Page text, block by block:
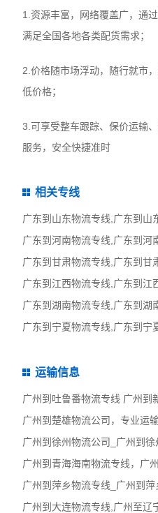
1.资源丰富，网络覆盖广，通
满足全国各地各类配货需求；
2.价格随市场浮动，随行就市
低价格；
3.可享受整车跟踪、保价运输
服务，安全快捷准时
相关专线
广东到山东物流专线,广东到山
广东到河南物流专线,广东到河
广东到甘肃物流专线,广东到甘
广东到江西物流专线,广东到江
广东到湖南物流专线,广东到湖
广东到宁夏物流专线,广东到宁
运输信息
广州到吐鲁番物流专线 广州到
广州到楚雄物流公司，专业运
广州到徐州物流公司_广州到
广州到青海海南物流专线，广
广州到萍乡物流专线_广州到萍
广州到大连物流专线,广州至辽